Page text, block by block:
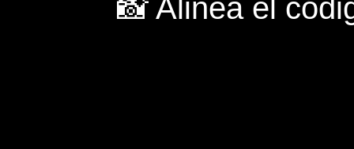
📸 Alinea el